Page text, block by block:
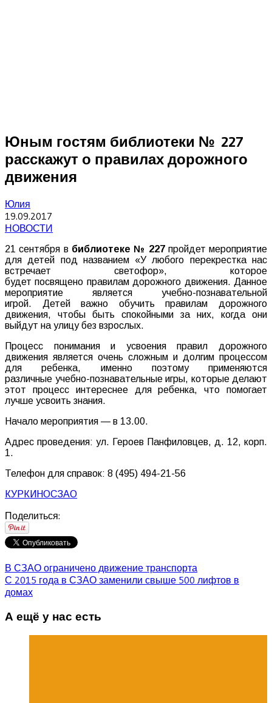
Юным гостям библиотеки № 227
расскажут о правилах дорожного
движения
Юлия
19.09.2017
НОВОСТИ
21 сентября в библиотеке № 227пройдет мероприятие
для детей под названием «У любого перекрестка нас
встречает светофор», которое
будет посвящено правилам дорожного движения. Данное
мероприятие является учебно-познавательной
игрой. Детей важно обучить правилам дорожного
движения, чтобы быть спокойными за них, когда они
выйдут на улицу без взрослых.
Процесс понимания и усвоения правил дорожного
движения является очень сложным и долгим процессом
для ребенка, именно поэтому применяются
различные учебно-познавательные игры, которые делают
этот процесс интереснее для ребенка, что помогает
лучше усвоить знания.
Начало мероприятия — в 13.00.
Адрес проведения: ул. Героев Панфиловцев, д. 12, корп.
1.
Телефон для справок: 8 (495) 494-21-56
КУРКИНОСЗАО
Поделиться:
В СЗАО ограничено движение транспорта
С 2015 года в СЗАО заменили свыше 500 лифтов в
домах
А ещё у нас есть